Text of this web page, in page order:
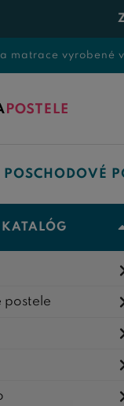
a matrace vyrobené v
POSCHODOVÉ
postele